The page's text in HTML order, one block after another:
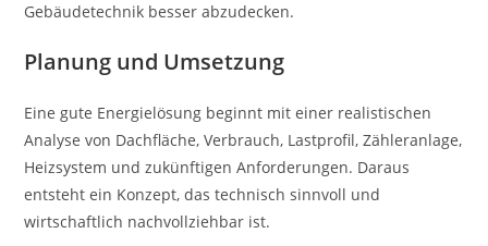
Gebäudetechnik besser abzudecken.
Planung und Umsetzung
Eine gute Energielösung beginnt mit einer realistischen
Analyse von Dachfläche, Verbrauch, Lastprofil, Zähleranlage,
Heizsystem und zukünftigen Anforderungen. Daraus
entsteht ein Konzept, das technisch sinnvoll und
wirtschaftlich nachvollziehbar ist.